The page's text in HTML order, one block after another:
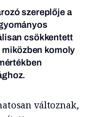
szereplője a
csökkentett
komoly
változnak,